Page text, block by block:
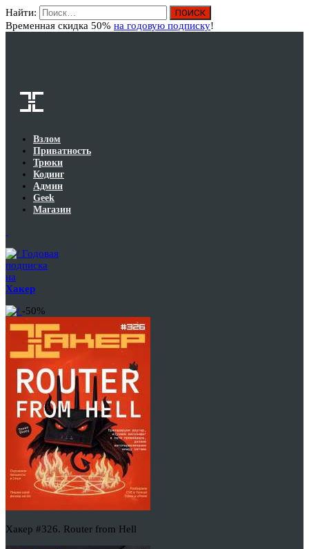
Найти:
Временная скидка 50% на годовую подписку!
Взлом
Приватность
Трюки
Кодинг
Админ
Geek
Магазин
Годовая
подписка
на
Хакер
-50%
Хакер #326. Router from Hell